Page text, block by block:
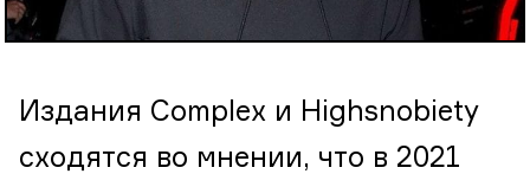
Издания Complex и Highsnobiety
сходятся во мнении, что в 2021